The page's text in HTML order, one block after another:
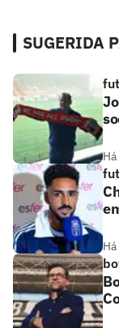
SUGERIDA